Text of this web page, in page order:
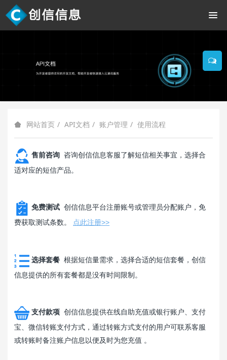
网站首页 API文档 账户管理 使用流程
售前咨询 咨询创信信息客服了解短信相关事宜，选择合
适对应的短信产品。
免费测试 创信信息平台注册账号或管理员分配账户，免
费获取测试条数。
点此注册>>
选择套餐 根据短信量需求，选择合适的短信套餐，创信
信息提供的所有套餐都是没有时间限制。
支付款项 创信信息提供在线自助充值或银行账户、支付
宝、微信转账支付方式，通过转账方式支付的用户可联系客服
或转账时备注账户信息以便及时为您充值 。